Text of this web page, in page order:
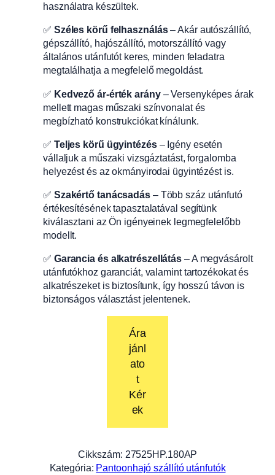
használatra készültek.
✅ Széles körű felhasználás– Akár autószállító,
gépszállító, hajószállító, motorszállító vagy
általános utánfutót keres, minden feladatra
megtalálhatja a megfelelő megoldást.
✅ Kedvező ár-érték arány– Versenyképes árak
mellett magas műszaki színvonalat és
megbízható konstrukciókat kínálunk.
✅ Teljes körű ügyintézés– Igény esetén
vállaljuk a műszaki vizsgáztatást, forgalomba
helyezést és az okmányirodai ügyintézést is.
✅ Szakértő tanácsadás– Több száz utánfutó
értékesítésének tapasztalatával segítünk
kiválasztani az Ön igényeinek legmegfelelőbb
modellt.
✅ Garancia és alkatrészellátás – A megvásárolt
utánfutókhoz garanciát, valamint tartozékokat és
alkatrészeket is biztosítunk, így hosszú távon is
biztonságos választást jelentenek.
Ára
jánl
ato
t
Kér
ek
Cikkszám: 27525HP.180AP
Kategória: Pantoonhajó szállító utánfutók